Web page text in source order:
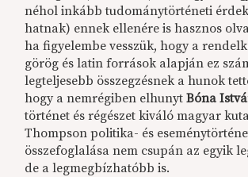
néhol inkább tudománytörténeti
hatnak) ennek ellenére is hasznos
ha figyelembe vesszük, hogy a
görög és latin források alapján ez
legteljesebb összegzésnek a hunok
hogy a nemrégiben elhunytBóna
történet és régészet kiváló magyar
Thompson politika- és
összefoglalása nem csupán az egyik
de a legmegbízhatóbb is.